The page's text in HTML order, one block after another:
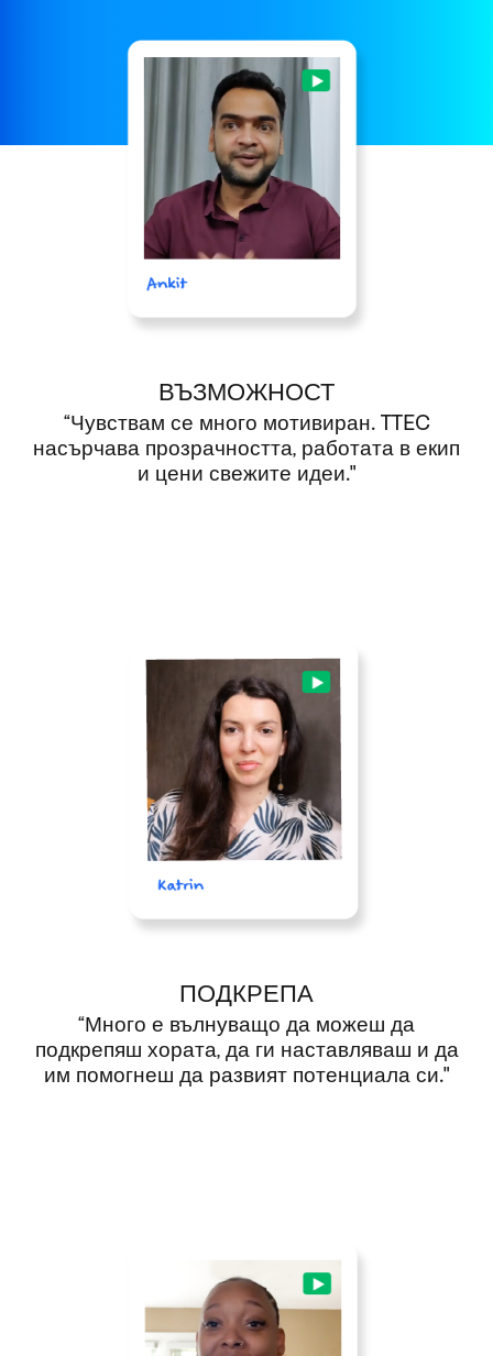
ВЪЗМОЖНОСТ
“Чувствам се много мотивиран. TTEC
насърчава прозрачността, работата в екип
и цени свежите идеи."
ПОДКРЕПА
“Много е вълнуващо да можеш да
подкрепяш хората, да ги наставляваш и да
им помогнеш да развият потенциала си."